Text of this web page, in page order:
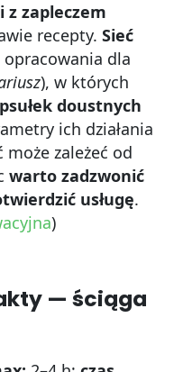
z zapleczem
recepty. Sieć
opracowania dla
), w których
doustnych
ich działania
zależeć od
warto zadzwonić
usługę.
)
— ściąga